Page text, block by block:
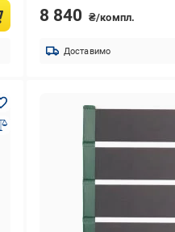
8 840 ₴/компл.
Доставимо